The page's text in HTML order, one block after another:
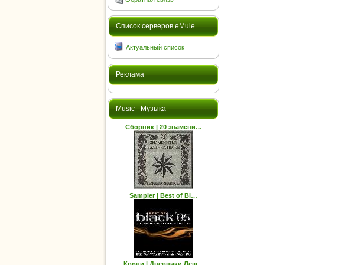
Cписок серверов eMule
Актуальный список
Реклама
Music - Музыка
Сборник | 20 знамени…
Sampler | Best of Bl…